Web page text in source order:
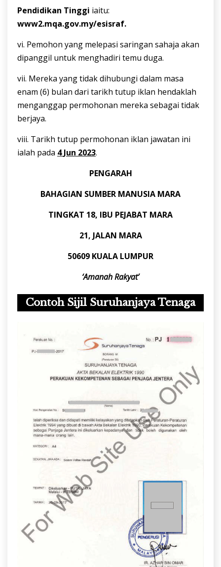
Pendidikan Tinggi iaitu:
www2.mqa.gov.my/esisraf.
vi. Pemohon yang melepasi saringan sahaja akan
dipanggil untuk menghadiri temu duga.
vii. Mereka yang tidak dihubungi dalam masa
enam (6) bulan dari tarikh tutup iklan hendaklah
menganggap permohonan mereka sebagai tidak
berjaya.
viii. Tarikh tutup permohonan iklan jawatan ini
ialah pada 4 Jun 2023.
PENGARAH
BAHAGIAN SUMBER MANUSIA MARA
TINGKAT 18, IBU PEJABAT MARA
21, JALAN MARA
50609 KUALA LUMPUR
‘Amanah Rakyat’
Contoh Sijil Suruhanjaya Tenaga